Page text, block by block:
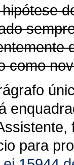
como
para